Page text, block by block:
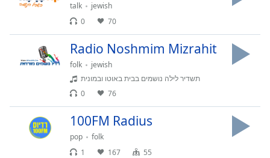
talk
jewish
0
70
Radio Noshmim Mizrahit
folk
jewish
תשדיר לילה נושמים בבית באוטו ובמונית
0
76
100FM Radius
pop
folk
1
167 55